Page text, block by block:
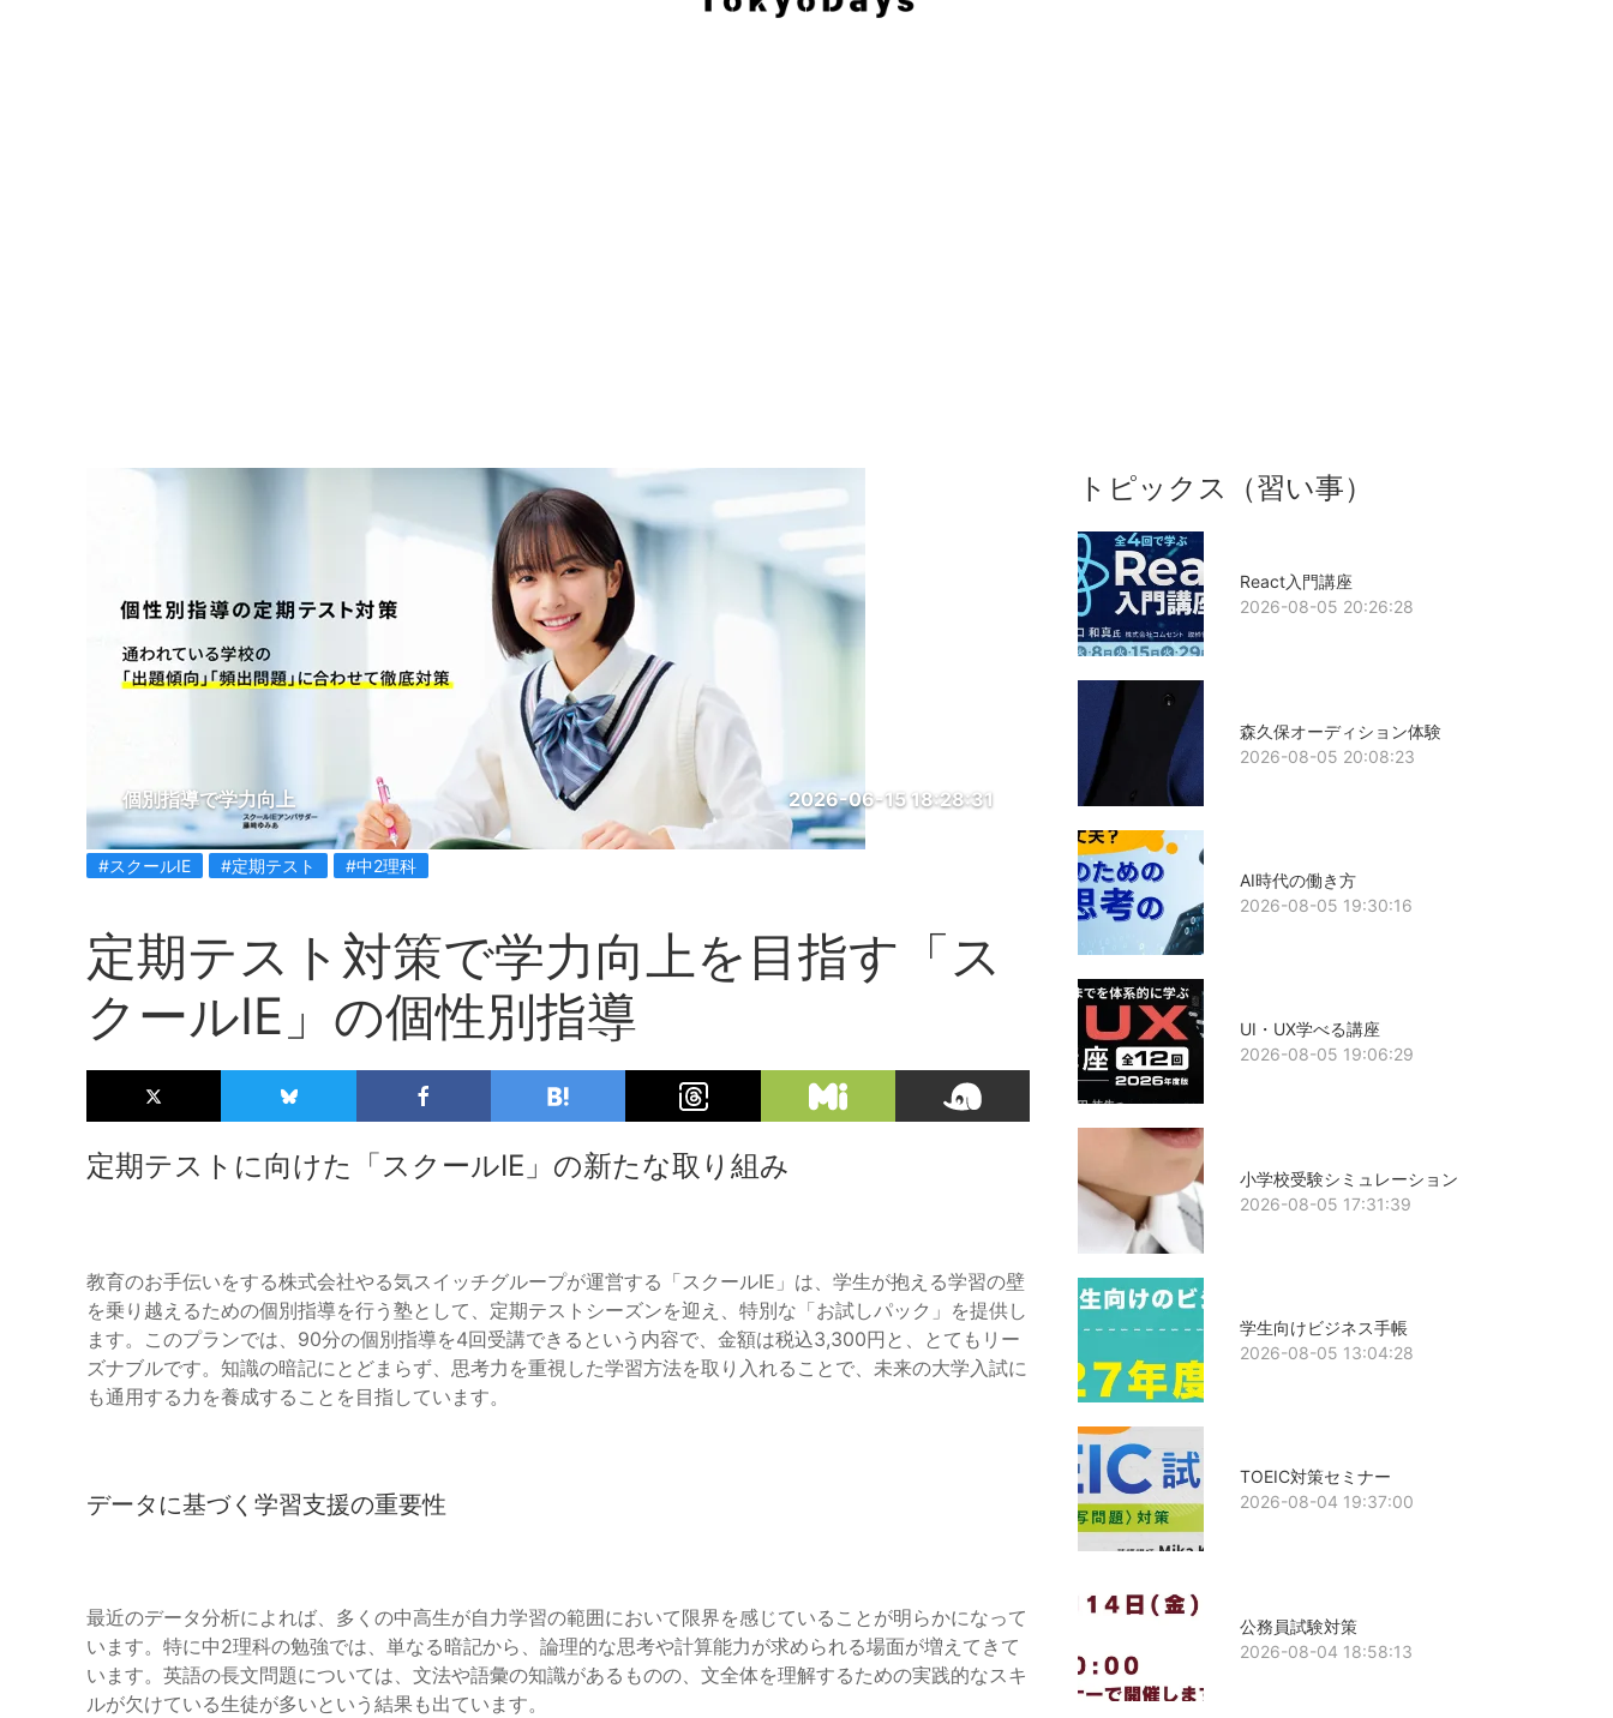
個別指導で学力向上 2026-06-15 18:28:31
#スクールIE #定期テスト #中2理科
定期テスト対策で学力向上を目指す「ス
クールIE」の個性別指導
定期テストに向けた「スクールIE」の新たな取り組み
教育のお手伝いをする株式会社やる気スイッチグループが運営する「スクールIE」は、学生が抱える学習の壁
を乗り越えるための個別指導を行う塾として、定期テストシーズンを迎え、特別な「お試しパック」を提供し
ます。このプランでは、90分の個別指導を4回受講できるという内容で、金額は税込3,300円と、とてもリー
ズナブルです。知識の暗記にとどまらず、思考力を重視した学習方法を取り入れることで、未来の大学入試に
も通用する力を養成することを目指しています。
データに基づく学習支援の重要性
最近のデータ分析によれば、多くの中高生が自力学習の範囲において限界を感じていることが明らかになって
います。特に中2理科の勉強では、単なる暗記から、論理的な思考や計算能力が求められる場面が増えてきて
います。英語の長文問題については、文法や語彙の知識があるものの、文全体を理解するための実践的なスキ
ルが欠けている生徒が多いという結果も出ています。
トピックス（習い事）
React入門講座
2026-08-05 20:26:28
森久保オーディション体験
2026-08-05 20:08:23
AI時代の働き方
2026-08-05 19:30:16
UI・UX学べる講座
2026-08-05 19:06:29
小学校受験シミュレーション
2026-08-05 17:31:39
学生向けビジネス手帳
2026-08-05 13:04:28
TOEIC対策セミナー
2026-08-04 19:37:00
公務員試験対策
2026-08-04 18:58:13